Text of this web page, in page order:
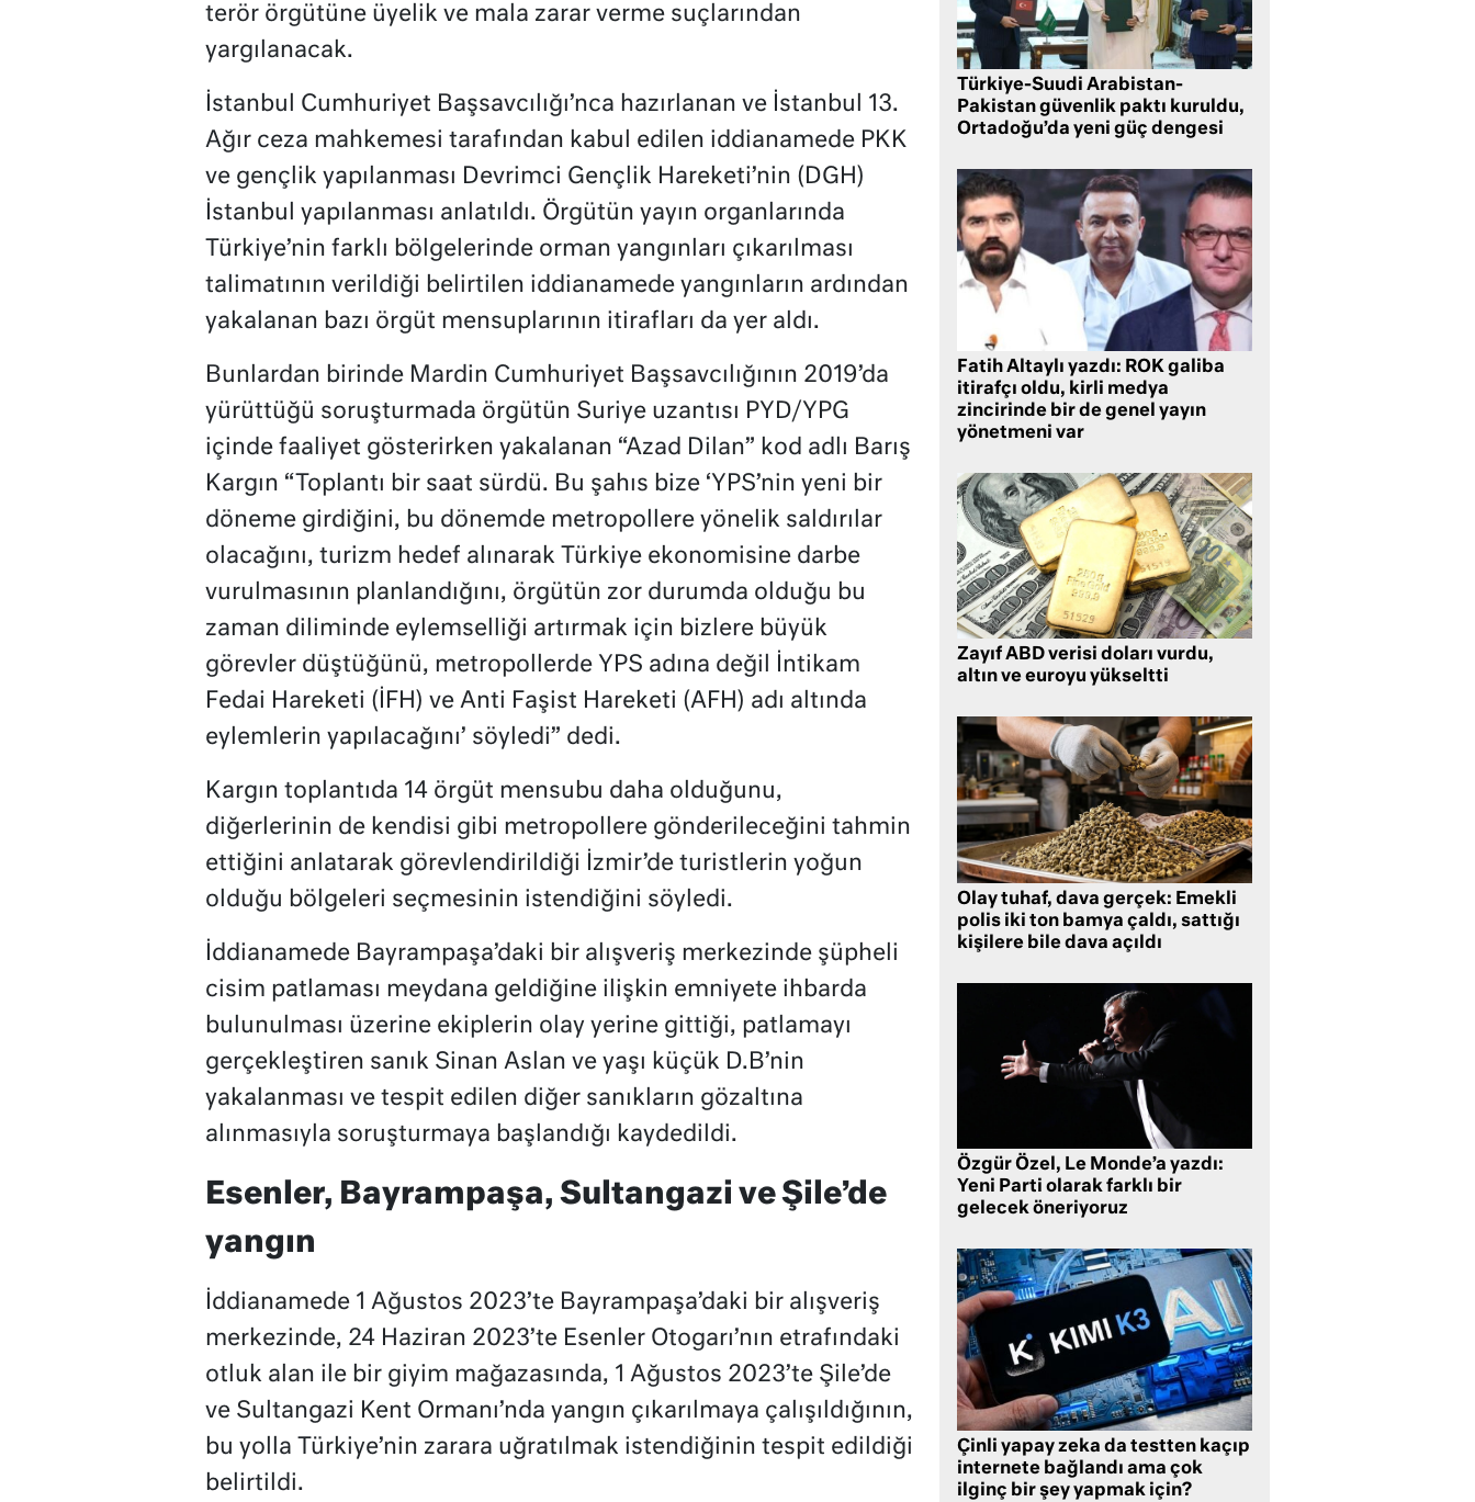
terör örgütüne üyelik ve mala zarar verme suçlarından
yargılanacak.
İstanbul Cumhuriyet Başsavcılığı’nca hazırlanan ve İstanbul 13.
Ağır ceza mahkemesi tarafından kabul edilen iddianamede PKK
ve gençlik yapılanması Devrimci Gençlik Hareketi’nin (DGH)
İstanbul yapılanması anlatıldı. Örgütün yayın organlarında
Türkiye’nin farklı bölgelerinde orman yangınları çıkarılması
talimatının verildiği belirtilen iddianamede yangınların ardından
yakalanan bazı örgüt mensuplarının itirafları da yer aldı.
Bunlardan birinde Mardin Cumhuriyet Başsavcılığının 2019’da
yürüttüğü soruşturmada örgütün Suriye uzantısı PYD/YPG
içinde faaliyet gösterirken yakalanan “Azad Dilan” kod adlı Barış
Kargın “Toplantı bir saat sürdü. Bu şahıs bize ‘YPS’nin yeni bir
döneme girdiğini, bu dönemde metropollere yönelik saldırılar
olacağını, turizm hedef alınarak Türkiye ekonomisine darbe
vurulmasının planlandığını, örgütün zor durumda olduğu bu
zaman diliminde eylemselliği artırmak için bizlere büyük
görevler düştüğünü, metropollerde YPS adına değil İntikam
Fedai Hareketi (İFH) ve Anti Faşist Hareketi (AFH) adı altında
eylemlerin yapılacağını’ söyledi” dedi.
Kargın toplantıda 14 örgüt mensubu daha olduğunu,
diğerlerinin de kendisi gibi metropollere gönderileceğini tahmin
ettiğini anlatarak görevlendirildiği İzmir’de turistlerin yoğun
olduğu bölgeleri seçmesinin istendiğini söyledi.
İddianamede Bayrampaşa’daki bir alışveriş merkezinde şüpheli
cisim patlaması meydana geldiğine ilişkin emniyete ihbarda
bulunulması üzerine ekiplerin olay yerine gittiği, patlamayı
gerçekleştiren sanık Sinan Aslan ve yaşı küçük D.B’nin
yakalanması ve tespit edilen diğer sanıkların gözaltına
alınmasıyla soruşturmaya başlandığı kaydedildi.
Esenler, Bayrampaşa, Sultangazi ve Şile’de
yangın
İddianamede 1 Ağustos 2023’te Bayrampaşa’daki bir alışveriş
merkezinde, 24 Haziran 2023’te Esenler Otogarı’nın etrafındaki
otluk alan ile bir giyim mağazasında, 1 Ağustos 2023’te Şile’de
ve Sultangazi Kent Ormanı’nda yangın çıkarılmaya çalışıldığının,
bu yolla Türkiye’nin zarara uğratılmak istendiğinin tespit edildiği
belirtildi.
Türkiye-Suudi Arabistan-
Pakistan güvenlik paktı kuruldu,
Ortadoğu’da yeni güç dengesi
Fatih Altaylı yazdı: ROK galiba
itirafçı oldu, kirli medya
zincirinde bir de genel yayın
yönetmeni var
Zayıf ABD verisi doları vurdu,
altın ve euroyu yükseltti
Olay tuhaf, dava gerçek: Emekli
polis iki ton bamya çaldı, sattığı
kişilere bile dava açıldı
Özgür Özel, Le Monde’a yazdı:
Yeni Parti olarak farklı bir
gelecek öneriyoruz
Çinli yapay zeka da testten kaçıp
internete bağlandı ama çok
ilginç bir şey yapmak için?